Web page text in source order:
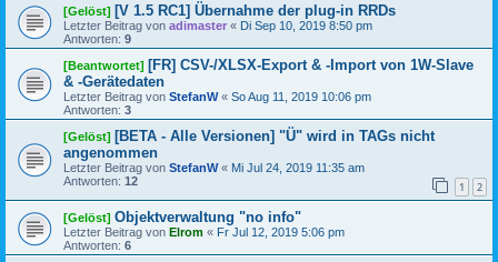
[Gelöst] [V 1.5 RC1] Übernahme der plug-in RRDs
Letzter Beitrag von adimaster « Di Sep 10, 2019 8:50 pm
Antworten: 9
[Beantwortet] [FR] CSV-/XLSX-Export & -Import von 1W-Slave
& -Gerätedaten
Letzter Beitrag von StefanW« So Aug 11, 2019 10:06 pm
Antworten: 3
[Gelöst] [BETA - Alle Versionen] "Ü" wird in TAGs nicht
angenommen
Letzter Beitrag von StefanW« Mi Jul 24, 2019 11:35 am
Antworten: 12 1 2
[Gelöst] Objektverwaltung "no info"
Letzter Beitrag von Elrom « Fr Jul 12, 2019 5:06 pm
Antworten: 6